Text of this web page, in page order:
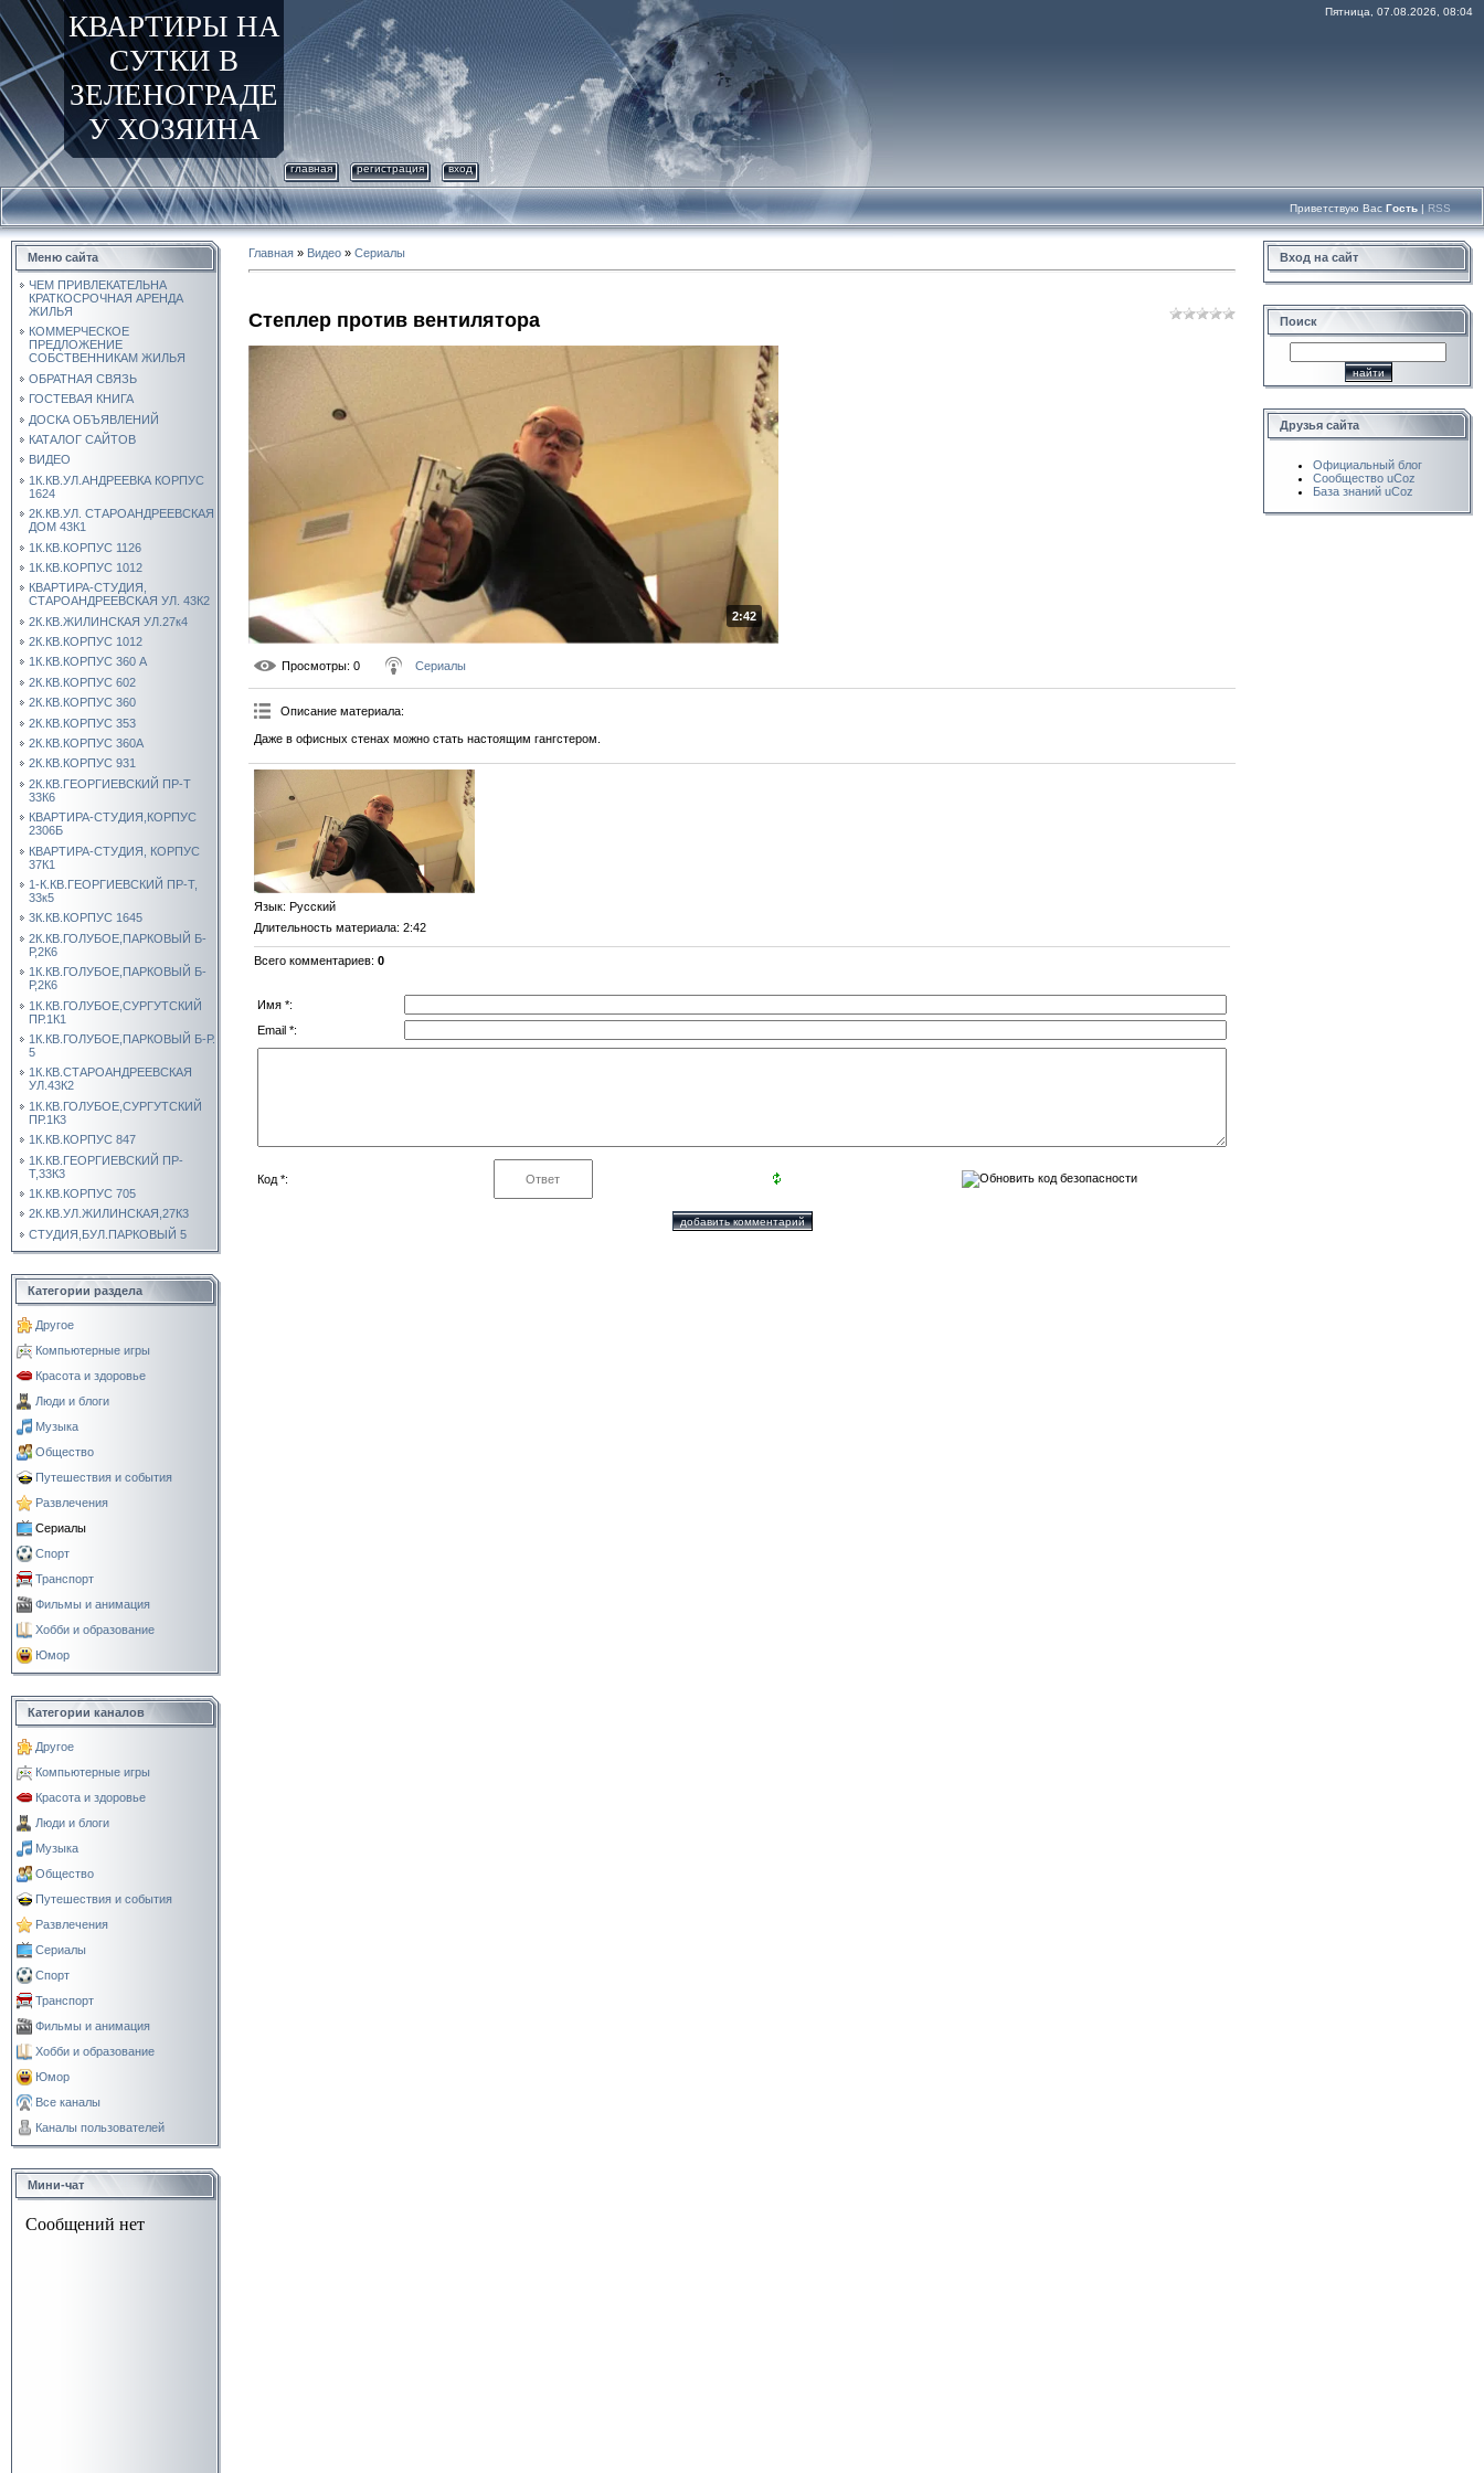
КВАРТИРЫ НА
СУТКИ В
ЗЕЛЕНОГРАДЕ
У ХОЗЯИНА
Пятница, 07.08.2026, 08:04
главная регистрация вход
Приветствую Вас Гость | RSS
Меню сайта
ЧЕМ ПРИВЛЕКАТЕЛЬНА
КРАТКОСРОЧНАЯ АРЕНДА
ЖИЛЬЯ
КОММЕРЧЕСКОЕ
ПРЕДЛОЖЕНИЕ
СОБСТВЕННИКАМ ЖИЛЬЯ
ОБРАТНАЯ СВЯЗЬ
ГОСТЕВАЯ КНИГА
ДОСКА ОБЪЯВЛЕНИЙ
КАТАЛОГ САЙТОВ
ВИДЕО
1К.КВ.УЛ.АНДРЕЕВКА КОРПУС
1624
2К.КВ.УЛ. СТАРОАНДРЕЕВСКАЯ
ДОМ 43К1
1К.КВ.КОРПУС 1126
1К.КВ.КОРПУС 1012
КВАРТИРА-СТУДИЯ,
СТАРОАНДРЕЕВСКАЯ УЛ. 43К2
2К.КВ.ЖИЛИНСКАЯ УЛ.27к4
2К.КВ.КОРПУС 1012
1К.КВ.КОРПУС 360 А
2К.КВ.КОРПУС 602
2К.КВ.КОРПУС 360
2К.КВ.КОРПУС 353
2К.КВ.КОРПУС 360А
2К.КВ.КОРПУС 931
2К.КВ.ГЕОРГИЕВСКИЙ ПР-Т
33К6
КВАРТИРА-СТУДИЯ,КОРПУС
2306Б
КВАРТИРА-СТУДИЯ, КОРПУС
37К1
1-К.КВ.ГЕОРГИЕВСКИЙ ПР-Т,
33к5
3К.КВ.КОРПУС 1645
2К.КВ.ГОЛУБОЕ,ПАРКОВЫЙ Б-
Р,2К6
1К.КВ.ГОЛУБОЕ,ПАРКОВЫЙ Б-
Р,2К6
1К.КВ.ГОЛУБОЕ,СУРГУТСКИЙ
ПР.1К1
1К.КВ.ГОЛУБОЕ,ПАРКОВЫЙ Б-Р.
5
1К.КВ.СТАРОАНДРЕЕВСКАЯ
УЛ.43К2
1К.КВ.ГОЛУБОЕ,СУРГУТСКИЙ
ПР.1К3
1К.КВ.КОРПУС 847
1К.КВ.ГЕОРГИЕВСКИЙ ПР-
Т,33К3
1К.КВ.КОРПУС 705
2К.КВ.УЛ.ЖИЛИНСКАЯ,27К3
СТУДИЯ,БУЛ.ПАРКОВЫЙ 5
Категории раздела
Другое
Компьютерные игры
Красота и здоровье
Люди и блоги
Музыка
Общество
Путешествия и события
Развлечения
Сериалы
Спорт
Транспорт
Фильмы и анимация
Хобби и образование
Юмор
Категории каналов
Другое
Компьютерные игры
Красота и здоровье
Люди и блоги
Музыка
Общество
Путешествия и события
Развлечения
Сериалы
Спорт
Транспорт
Фильмы и анимация
Хобби и образование
Юмор
Все каналы
Каналы пользователей
Мини-чат
Главная » Видео » Сериалы
Степлер против вентилятора
2:42
Просмотры: 0 Сериалы
Описание материала:
Даже в офисных стенах можно стать настоящим гангстером.
Язык: Русский
Длительность материала: 2:42
Всего комментариев: 0
Имя *:
Email *:
Код *:
Вход на сайт
Поиск
Друзья сайта
Официальный блог
Сообщество uCoz
База знаний uCoz